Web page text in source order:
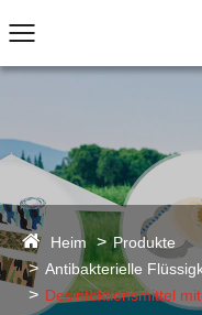
Heim
Produkte
Antibakterielle
Desinfektionsmittel